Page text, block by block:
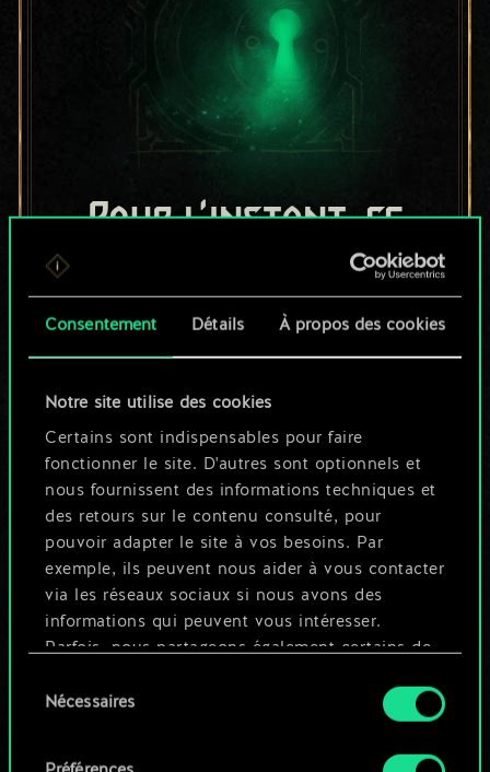
Consentement Détails À propos des cookies
Notre site utilise des cookies
Certains sont indispensables pour faire
fonctionner le site. D'autres sont optionnels et
nous fournissent des informations techniques et
des retours sur le contenu consulté, pour
pouvoir adapter le site à vos besoins. Par
exemple, ils peuvent nous aider à vous contacter
via les réseaux sociaux si nous avons des
informations qui peuvent vous intéresser.
Parfois, nous partageons également certains de
ces cookies optionnels ne seront appliqués
duNécessaires
Pour l'instant, ce
n'est qu'un jeu de
cartes partagé.
Mais cela peut être
tellement plus !
Nommer ce jeu et créer un guide
Modifier le jeu
OU
Parcourir les jeux de la communauté